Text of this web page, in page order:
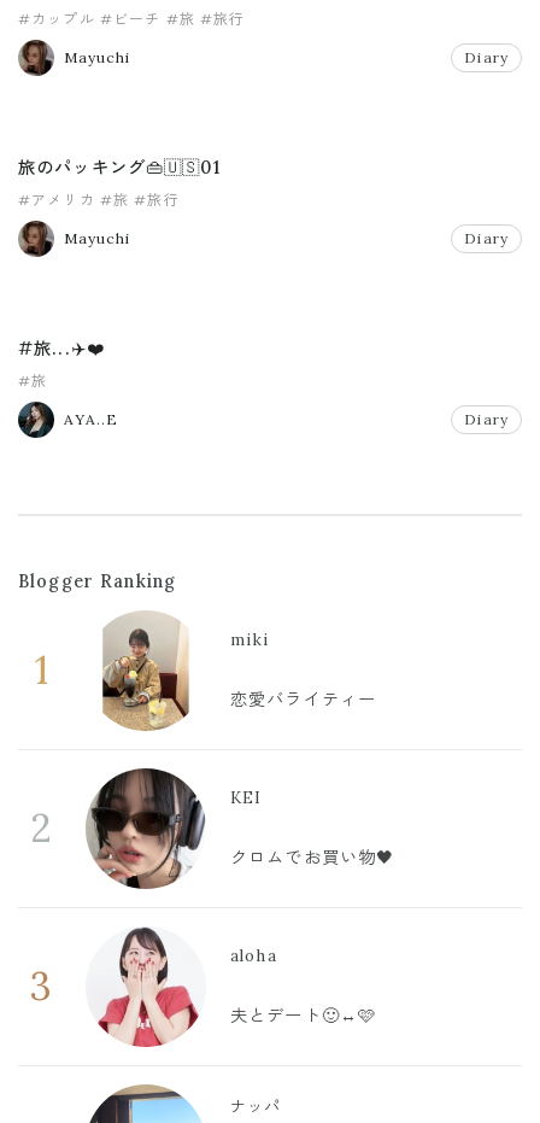
#カップル #ビーチ #旅 #旅行
Mayuchi Diary
旅のパッキング👜🇺🇸01
#アメリカ #旅 #旅行
Mayuchi Diary
#旅...✈️❤️
#旅
AYA..E Diary
Blogger Ranking
1
miki
恋愛バライティー
2
KEI
クロムでお買い物🖤
3
aloha
夫とデート🙂‍↔️🩷
ナッパ